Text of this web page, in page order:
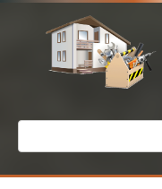
Перейти
Поиск: